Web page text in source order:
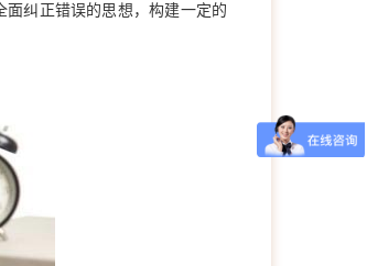
纠正错误的思想，构建一定的